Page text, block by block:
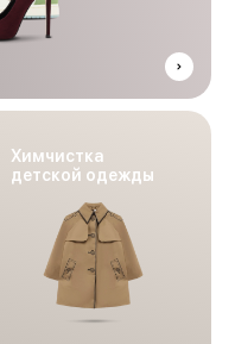
Химчистка
детской одежды